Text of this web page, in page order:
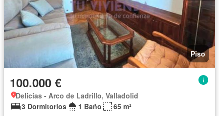
Piso
100.000 €
Delicias - Arco de Ladrillo, Valladolid
3 Dormitorios
1 Baño 65 m²